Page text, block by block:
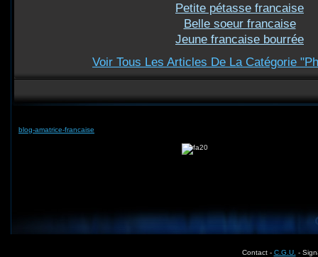
Petite pétasse francaise
Belle soeur francaise
Jeune francaise bourrée
Voir Tous Les Articles De La Catégorie
blog-amatrice-francaise
Contact - C.G.U. -